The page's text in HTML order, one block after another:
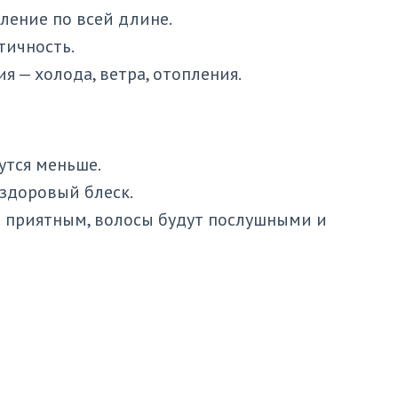
по всей длине.
— холода, ветра, отопления.
меньше.
блеск.
волосы будут послушными и